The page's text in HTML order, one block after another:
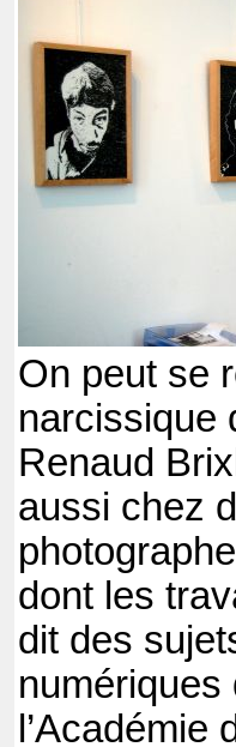
On peut se
narcissique
Renaud
aussi chez
dont les
dit des
numériques